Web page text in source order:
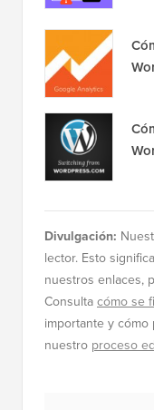
Divulgación:
lector. Esto
nuestros enlaces,
Consultacómo se
importante y
nuestro proceso